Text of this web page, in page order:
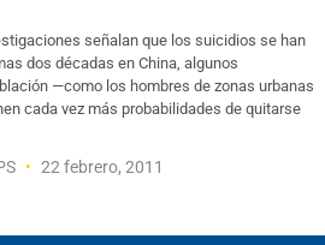
señalan que los suicidios se han
dos décadas en China, algunos
—como los hombres de zonas urbanas
cada vez más probabilidades de quitarse
22 febrero, 2011